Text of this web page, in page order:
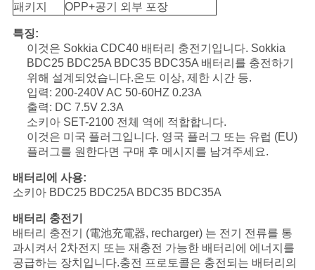
세
요
맵
PRIVACY
POLICY
패키지
OPP+공기 외부 포장
특징:
이것은 Sokkia CDC40 배터리 충전기입니다. Sokkia
BDC25 BDC25A BDC35 BDC35A 배터리를 충전하기
위해 설계되었습니다.온도 이상, 제한 시간 등.
입력: 200-240V AC 50-60HZ 0.23A
출력: DC 7.5V 2.3A
소키아 SET-2100 전체 역에 적합합니다.
이것은 미국 플러그입니다. 영국 플러그 또는 유럽 (EU)
플러그를 원한다면 구매 후 메시지를 남겨주세요.
배터리에 사용:
소키아 BDC25 BDC25A BDC35 BDC35A
배터리 충전기
배터리 충전기 (電池充電器, recharger) 는 전기 전류를 통
과시켜서 2차전지 또는 재충전 가능한 배터리에 에너지를
공급하는 장치입니다.충전 프로토콜은 충전되는 배터리의